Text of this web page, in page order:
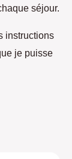
séjour.
instructions
je puisse